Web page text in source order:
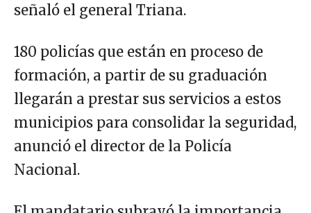
señaló el general Triana.
180 policías que están en proceso de
formación, a partir de su graduación
llegarán a prestar sus servicios a estos
municipios para consolidar la seguridad,
anunció el director de la Policía
Nacional.